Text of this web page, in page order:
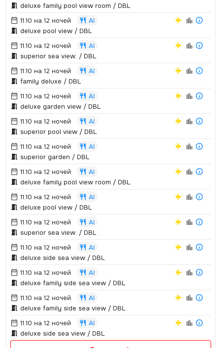
deluxe family pool view room / DBL
11.10 на 12 ночей
AI
deluxe pool view / DBL
11.10 на 12 ночей
AI
superior sea view.­ / DBL
11.10 на 12 ночей
AI
family deluxe / DBL
11.10 на 12 ночей
AI
deluxe garden view / DBL
11.10 на 12 ночей
AI
superior pool view / DBL
11.10 на 12 ночей
AI
superior garden / DBL
11.10 на 12 ночей
AI
deluxe family pool view room / DBL
11.10 на 12 ночей
AI
deluxe pool view / DBL
11.10 на 12 ночей
AI
superior sea view.­ / DBL
11.10 на 12 ночей
AI
deluxe side sea view / DBL
11.10 на 12 ночей
AI
deluxe family side sea view / DBL
11.10 на 12 ночей
AI
deluxe family side sea view / DBL
11.10 на 12 ночей
AI
deluxe side sea view / DBL